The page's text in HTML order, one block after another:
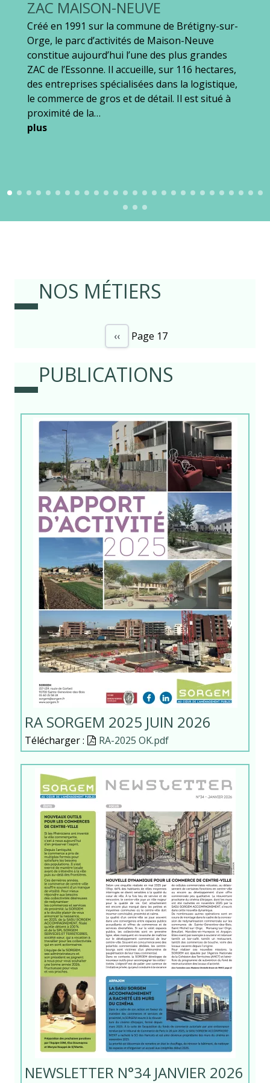
ZAC MAISON-NEUVE
Créé en 1991 sur la commune de Brétigny-sur-
Orge, le parc d’activités de Maison-Neuve
constitue aujourd’hui l’une des plus grandes
ZAC de l’Essonne. Il accueille, sur 116 hectares,
des entreprises spécialisées dans la logistique,
le commerce de gros et de détail. Il est situé à
proximité de la…
plus
NOS MÉTIERS
Pagination
Page précédente
‹‹ Page 17
PUBLICATIONS
RA SORGEM 2025 JUIN 2026
Télécharger : Document
RA-2025 OK.pdf
NEWSLETTER N°34 JANVIER 2026